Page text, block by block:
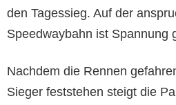
den Tagessieg. Auf der
Speedwaybahn ist Spannung
Nachdem die Rennen
Sieger feststehen steigt die